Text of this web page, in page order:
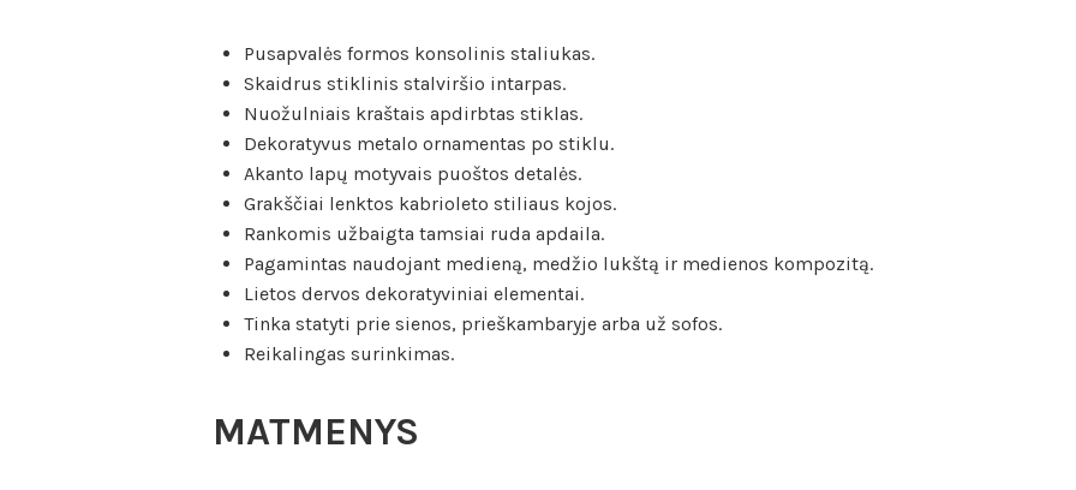
Pusapvalės formos konsolinis staliukas.
Skaidrus stiklinis stalviršio intarpas.
Nuožulniais kraštais apdirbtas stiklas.
Dekoratyvus metalo ornamentas po stiklu.
Akanto lapų motyvais puoštos detalės.
Grakščiai lenktos kabrioleto stiliaus kojos.
Rankomis užbaigta tamsiai ruda apdaila.
Pagamintas naudojant medieną, medžio lukštą ir medienos kompozitą.
Lietos dervos dekoratyviniai elementai.
Tinka statyti prie sienos, prieškambaryje arba už sofos.
Reikalingas surinkimas.
MATMENYS